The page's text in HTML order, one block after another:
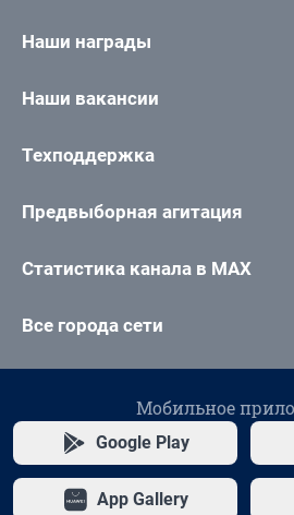
Наши награды
Наши вакансии
Техподдержка
Предвыборная агитация
Статистика канала в MAX
Все города сети
Мобильное
Google Play
App Gallery